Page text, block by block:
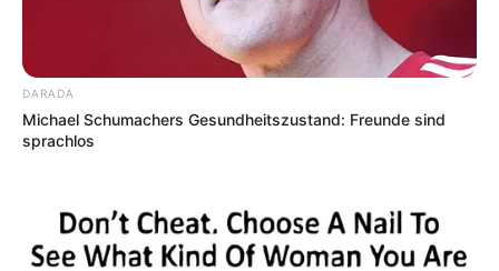
DARADA
Michael Schumachers Gesundheitszustand: Freunde sind
sprachlos